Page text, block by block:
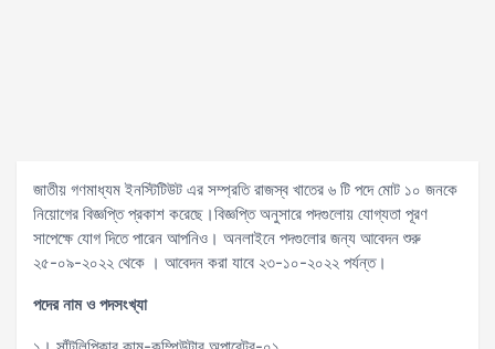
জাতীয় গণমাধ্যম ইনস্টিটিউট এর সম্প্রতি রাজস্ব খাতের ৬ টি পদে মোট ১০ জনকে
নিয়োগের বিজ্ঞপ্তি প্রকাশ করেছে।বিজ্ঞপ্তি অনুসারে পদগুলোয় যোগ্যতা পূরণ
সাপেক্ষে যোগ দিতে পারেন আপনিও। অনলাইনে পদগুলোর জন্য আবেদন শুরু
২৫-০৯-২০২২ থেকে । আবেদন করা যাবে ২৩-১০-২০২২ পর্যন্ত।
পদের নাম ও পদসংখ্যা